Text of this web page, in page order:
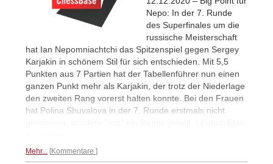
Nepo: In der 7. Runde
des Superfinales um die
russische Meisterschaft
hat Ian Nepomniachtchi das Spitzenspiel gegen Sergey
Karjakin in schönem Stil für sich entschieden. Mit 5,5
Punkten aus 7 Partien hat der Tabellenführer nun einen
ganzen Punkt mehr als Karjakin, der trotz der Niederlage
den zweiten Rang vorerst halten konnte. Bei den Frauen
hat Polina Shuvalova in der 7. Runde erstmals nicht
Mehr... Kommentare